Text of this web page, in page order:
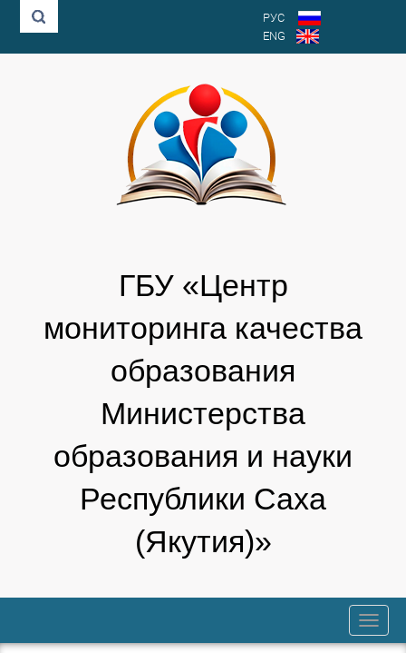
РУС
ENG
ГБУ «Центр
мониторинга качества
образования
Министерства
образования и науки
Республики Саха
(Якутия)»
trk